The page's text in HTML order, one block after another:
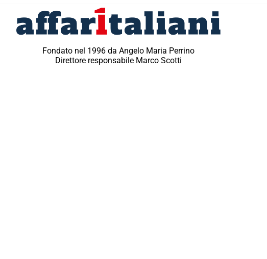
Fondato nel 1996 da Angelo Maria Perrino
Direttore responsabile Marco Scotti